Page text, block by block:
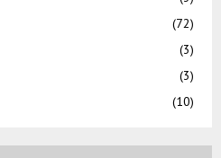
(72)
(3)
(3)
(10)